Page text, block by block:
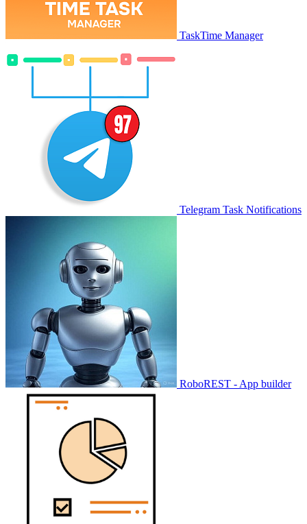
TaskTime Manager
Telegram Task Notifications
RoboREST - App builder